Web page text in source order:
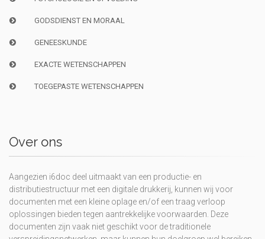
GODSDIENST EN MORAAL
GENEESKUNDE
EXACTE WETENSCHAPPEN
TOEGEPASTE WETENSCHAPPEN
Over ons
Aangezien i6doc deel uitmaakt van een productie- en
distributiestructuur met een digitale drukkerij, kunnen wij voor
documenten met een kleine oplage en/of een traag verloop
oplossingen bieden tegen aantrekkelijke voorwaarden. Deze
documenten zijn vaak niet geschikt voor de traditionele